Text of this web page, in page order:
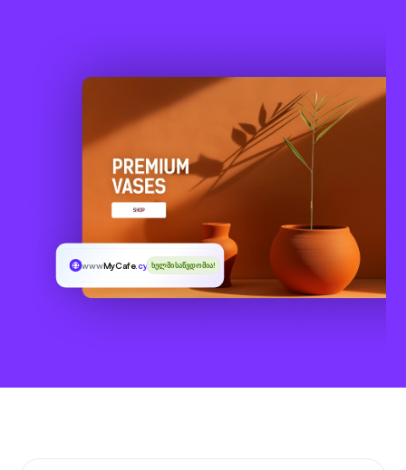
wwwMyCafe.cyouხელმისაწვდომია!